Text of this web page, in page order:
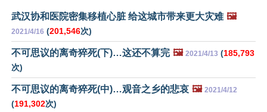
武汉协和医院密集移植心脏 给这城市带来更大灾难 🖼️
2021/4/16 (201,546次)
不可思议的离奇猝死(下)…这还不算完 🖼️ 2021/4/13 (185,793
次)
不可思议的离奇猝死(中)…观音之乡的悲哀 🖼️ 2021/4/12
(191,302次)